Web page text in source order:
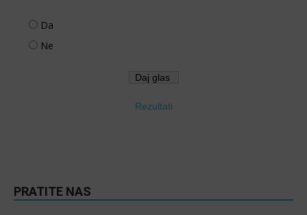
Da
Ne
Rezultati
PRATITE NAS